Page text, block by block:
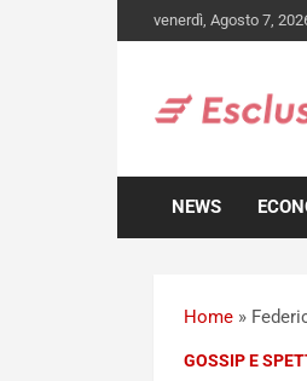
to
venerdì, Agosto 7,
NEWS
Home »
GOSSIP E